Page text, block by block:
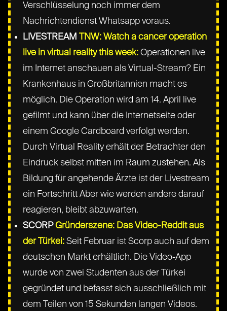
Verschlüsselung noch immer dem
Nachrichtendienst Whatsapp voraus.
LIVESTREAMTNW: Watch a cancer operation
live in virtual reality this week: Operationen live
im Internet anschauen als Virtual-Stream? Ein
Krankenhaus in Großbritannien macht es
möglich. Die Operation wird am 14. April live
gefilmt und kann über die Internetseite oder
einem Google Cardboard verfolgt werden.
Durch Virtual Reality erhält der Betrachter den
Eindruck selbst mitten im Raum zustehen. Als
Bildung für angehende Ärzte ist der Livestream
ein Fortschritt Aber wie werden andere darauf
reagieren, bleibt abzuwarten.
SCORPGründerszene: Das Video-Reddit aus
der Türkei: Seit Februar ist Scorp auch auf dem
deutschen Markt erhältlich. Die Video-App
wurde von zwei Studenten aus der Türkei
gegründet und befasst sich ausschließlich mit
dem Teilen von 15 Sekunden langen Videos.